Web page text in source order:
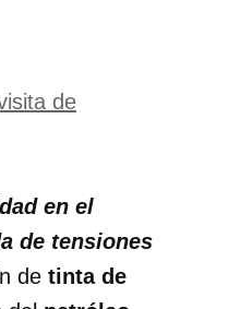
de
en el
de tensiones
de tinta de